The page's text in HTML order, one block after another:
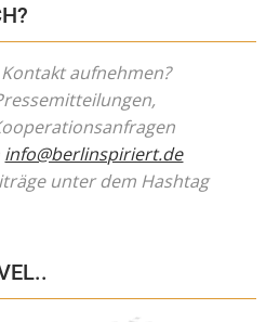
aufnehmen?
info@berlinspiriert.de
unter dem Hashtag